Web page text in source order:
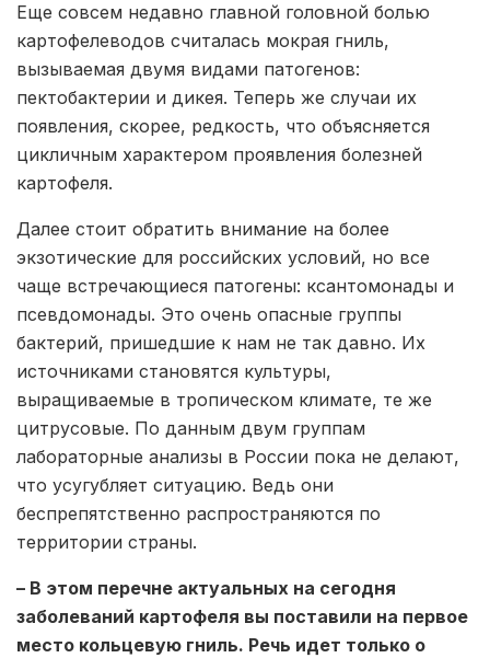
Еще совсем недавно главной головной болью
картофелеводов считалась мокрая гниль,
вызываемая двумя видами патогенов:
пектобактерии и дикея. Теперь же случаи их
появления, скорее, редкость, что объясняется
цикличным характером проявления болезней
картофеля.
Далее стоит обратить внимание на более
экзотические для российских условий, но все
чаще встречающиеся патогены: ксантомонады и
псевдомонады. Это очень опасные группы
бактерий, пришедшие к нам не так давно. Их
источниками становятся культуры,
выращиваемые в тропическом климате, те же
цитрусовые. По данным двум группам
лабораторные анализы в России пока не делают,
что усугубляет ситуацию. Ведь они
беспрепятственно распространяются по
территории страны.
– В этом перечне актуальных на сегодня
заболеваний картофеля вы поставили на первое
место кольцевую гниль. Речь идет только о